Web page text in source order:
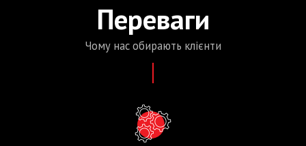
Переваги
Чому насобирають клієнти